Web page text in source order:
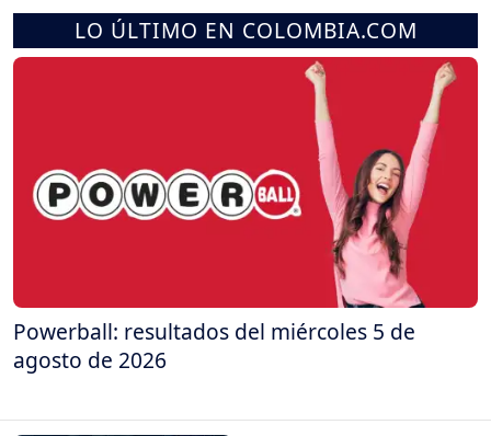
LO ÚLTIMO EN COLOMBIA.COM
Powerball: resultados del miércoles 5 de
agosto de 2026